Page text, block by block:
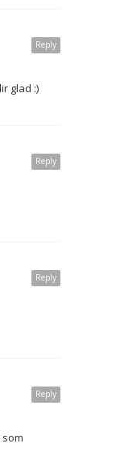
Reply
glad :)
Reply
Reply
Reply